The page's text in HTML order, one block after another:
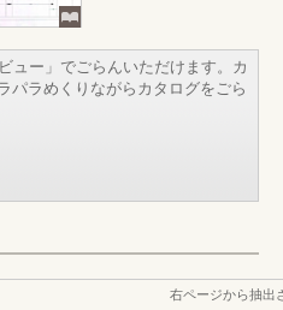
ュー」でごらんいただけます。カ
パラめくりながらカタログをごら
右ページから抽出